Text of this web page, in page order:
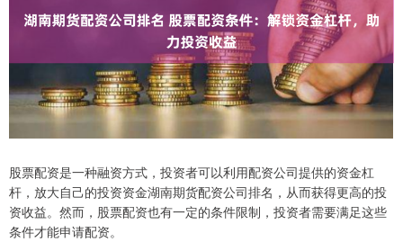
股票配资是一种融资方式，投资者可以利用配资公司提供的资金杠
杆，放大自己的投资资金湖南期货配资公司排名，从而获得更高的投
资收益。然而，股票配资也有一定的条件限制，投资者需要满足这些
条件才能申请配资。